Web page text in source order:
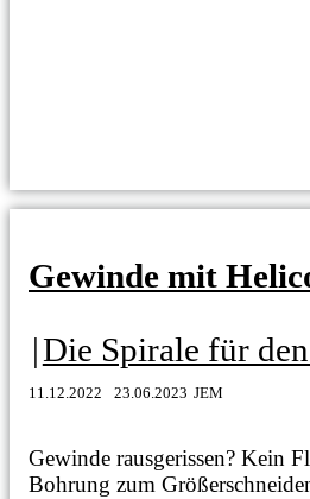
Gewinde mit
|Die Spirale für
11.12.2022 23.06.2023 JEM
Gewinde rausgerissen? Kein
Bohrung zum